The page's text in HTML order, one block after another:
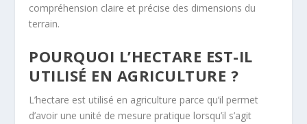
compréhension claire et précise des dimensions du
terrain.
POURQUOI L’HECTARE EST-IL
UTILISÉ EN AGRICULTURE ?
L’hectare est utilisé en agriculture parce qu’il permet
d’avoir une unité de mesure pratique lorsqu’il s’agit